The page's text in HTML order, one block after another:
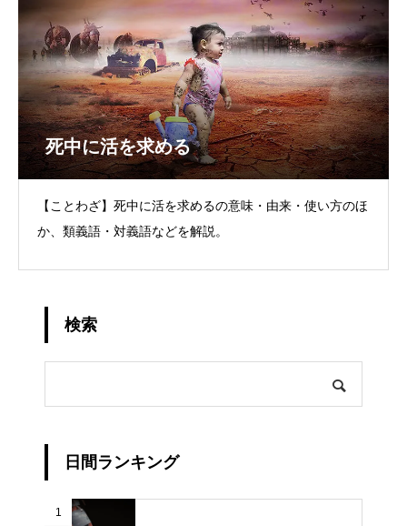
死中に活を求める
【ことわざ】死中に活を求めるの意味・由来・使い方のほ
か、類義語・対義語などを解説。
検索
日間ランキング
1